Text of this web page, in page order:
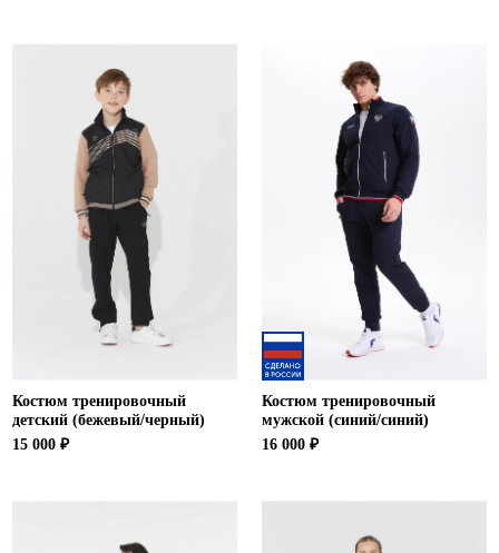
Костюм тренировочный
детский (бежевый/черный)
15 000 ₽
Костюм тренировочный
мужской (синий/синий)
16 000 ₽